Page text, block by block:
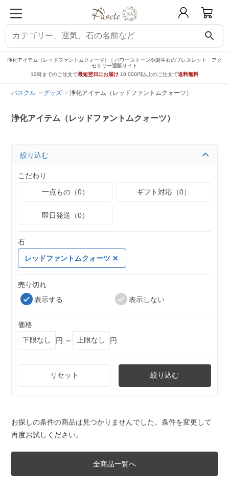
search
浄化アイテム（レッドファントムクォーツ）｜パワーストーンや誕生石のブレスレット・アク
セサリー通販サイト
12時までのご注文で最短翌日にお届け 10,000円以上のご注文で送料無料
パスクル グッズ 浄化アイテム（レッドファントムクォーツ）
浄化アイテム（レッドファントムクォーツ）
絞り込む
こだわり
一点もの（0）
ギフト対応（0）
即日発送（0）
石
レッドファントムクォーツ
売り切れ
表示する
表示しない
価格
円 ～
円
リセット 絞り込む
お探しの条件の商品は見つかりませんでした。条件を変更して
再度お試しください。
全商品一覧へ